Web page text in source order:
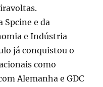
Spcine e da
e Indústria
já conquistou o
como
Alemanha e GDC